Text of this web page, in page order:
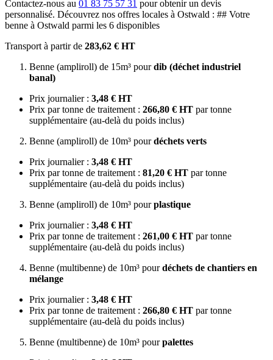
Contactez-nous au 01 83 75 57 31 pour obtenir un devis
personnalisé. Découvrez nos offres locales à Ostwald : ## Votre
benne à Ostwald parmi les 6 disponibles
Transport à partir de 283,62 € HT
Benne (ampliroll) de 15m³ pourdib (déchet industriel
banal)
Prix journalier : 3,48 € HT
Prix par tonne de traitement : 266,80 € HT par tonne
supplémentaire (au-delà du poids inclus)
Benne (ampliroll) de 10m³ pourdéchets verts
Prix journalier : 3,48 € HT
Prix par tonne de traitement : 81,20 € HT par tonne
supplémentaire (au-delà du poids inclus)
Benne (ampliroll) de 10m³ pourplastique
Prix journalier : 3,48 € HT
Prix par tonne de traitement : 261,00 € HT par tonne
supplémentaire (au-delà du poids inclus)
Benne (multibenne) de 10m³ pourdéchets de chantiers en
mélange
Prix journalier : 3,48 € HT
Prix par tonne de traitement : 266,80 € HT par tonne
supplémentaire (au-delà du poids inclus)
Benne (multibenne) de 10m³ pourpalettes